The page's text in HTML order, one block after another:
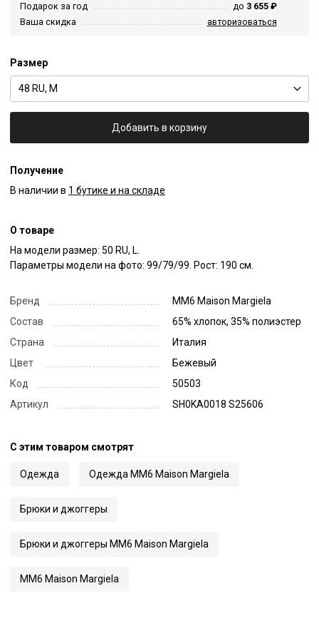
Подарок за год
до 3 655 ₽
Ваша скидка
авторизоваться
Размер
48 RU, M
Добавить в корзину
Получение
В наличии в 1 бутике и на складе
О товаре
На модели размер: 50 RU, L.
Параметры модели на фото: 99/79/99. Рост: 190 см.
Бренд
MM6 Maison Margiela
Состав
65% хлопок, 35% полиэстер
Страна
Италия
Цвет
Бежевый
Код
50503
Артикул
SH0KA0018 S25606
С этим товаром смотрят
Одежда Одежда MM6 Maison Margiela
Брюки и джоггеры
Брюки и джоггеры MM6 Maison Margiela
MM6 Maison Margiela